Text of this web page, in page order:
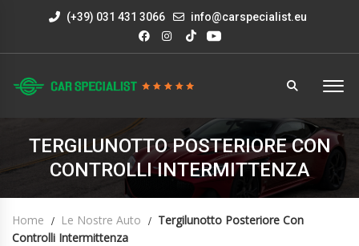
(+39) 031 431 3066 info@carspecialist.eu
TERGILUNOTTO POSTERIORE CON
CONTROLLI INTERMITTENZA
Home Le Nostre Auto
Tergilunotto Posteriore Con
Controlli Intermittenza